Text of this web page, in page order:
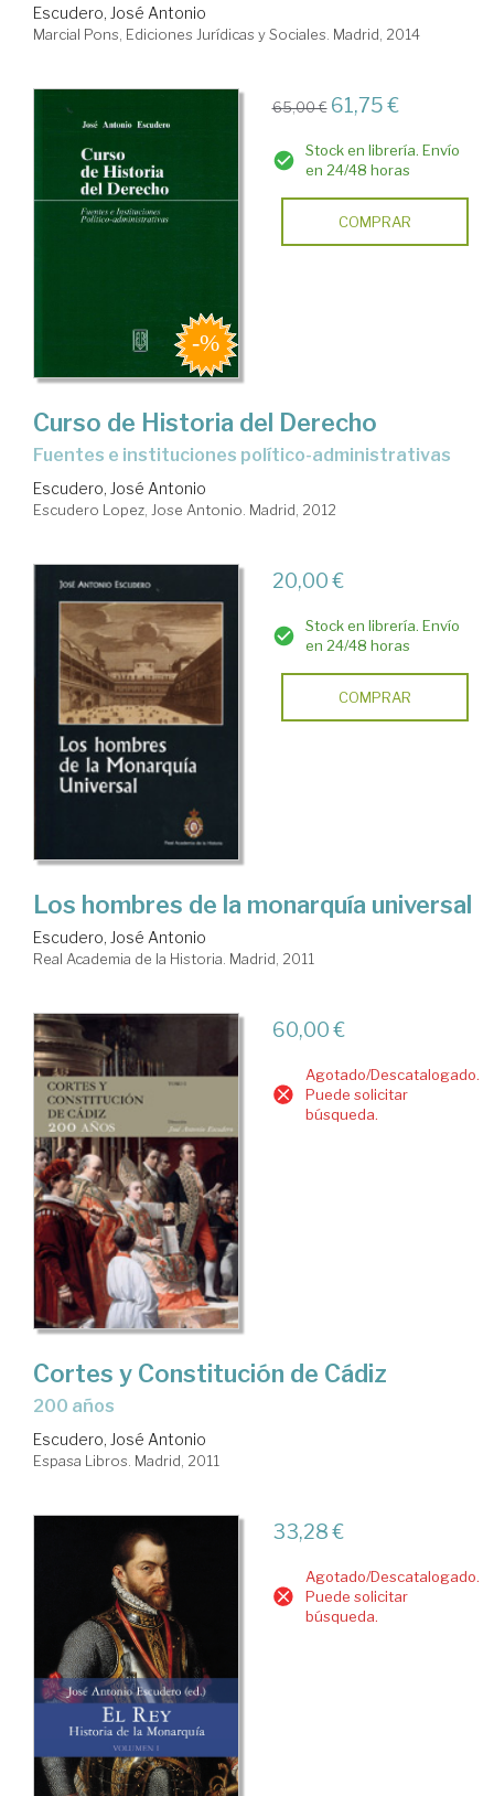
Escudero, José Antonio
Marcial Pons, Ediciones Jurídicas y Sociales. Madrid, 2014
65,00 € 61,75 €
Stock en librería. Envío
en 24/48 horas
COMPRAR
Curso de Historia del Derecho
fuentes e instituciones político-administrativas
Escudero, José Antonio
Escudero Lopez, Jose Antonio. Madrid, 2012
20,00 €
Stock en librería. Envío
en 24/48 horas
COMPRAR
Los hombres de la monarquía universal
Escudero, José Antonio
Real Academia de la Historia. Madrid, 2011
60,00 €
Agotado/Descatalogado.
Puede solicitar
búsqueda.
Cortes y Constitución de Cádiz
200 años
Escudero, José Antonio
Espasa Libros. Madrid, 2011
33,28 €
Agotado/Descatalogado.
Puede solicitar
búsqueda.